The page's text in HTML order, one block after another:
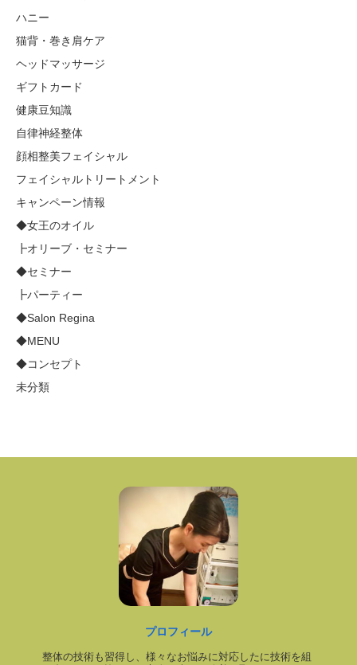
ハニー
猫背・巻き肩ケア
ヘッドマッサージ
ギフトカード
健康豆知識
自律神経整体
顔相整美フェイシャル
フェイシャルトリートメント
キャンペーン情報
◆女王のオイル
┣オリーブ・セミナー
◆セミナー
┣パーティー
◆Salon Regina
◆MENU
◆コンセプト
未分類
プロフィール
整体の技術も習得し、様々なお悩みに対応したに技術を組